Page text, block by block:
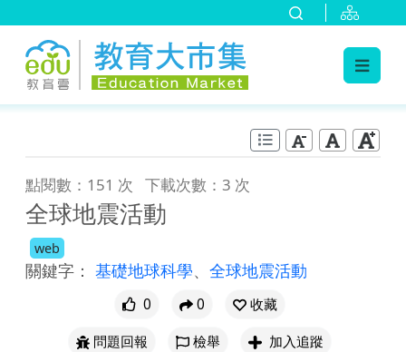
點閱數：151 次 下載次數：3 次
全球地震活動
web
關鍵字： 基礎地球科學、 全球地震活動
0 0
收藏
問題回報
檢舉 加入追蹤